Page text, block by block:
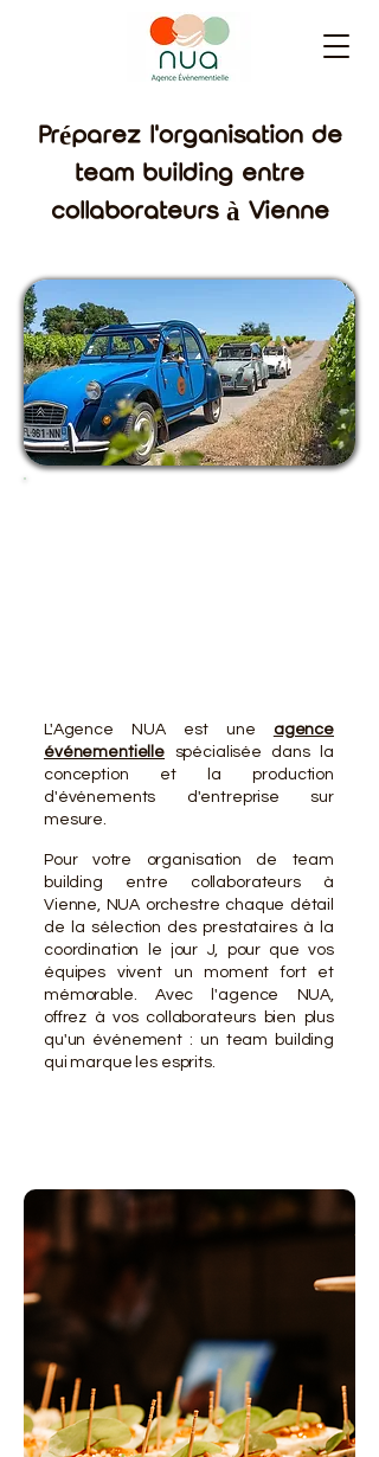
Préparez l'organisation de
team building entre
collaborateurs à Vienne
L'Agence NUA est une agence
événementielle
spécialisée dans la
conception et la production
d'événements d'entreprise sur
mesure.
Pour votre organisation de team
building entre collaborateurs à
Vienne, NUA orchestre chaque détail
de la sélection des prestataires à la
coordination le jour J, pour que vos
équipes vivent un moment fort et
mémorable. Avec l'agence NUA,
offrez à vos collaborateurs bien plus
qu'un événement : un team building
qui marque les esprits.